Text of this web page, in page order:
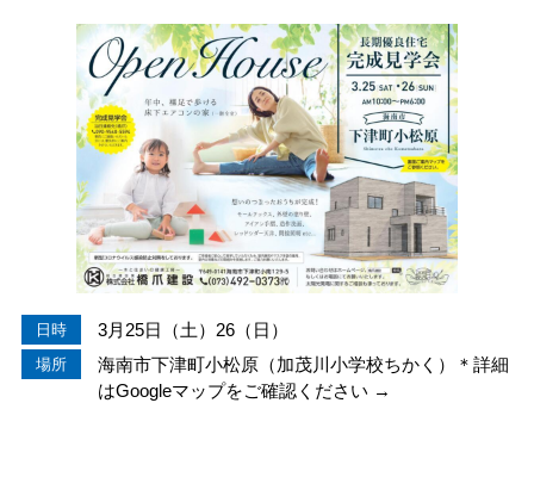
日時 3月25日（土）26（日）
場所
海南市下津町小松原（加茂川小学校ちかく）＊詳細
はGoogleマップをご確認ください →